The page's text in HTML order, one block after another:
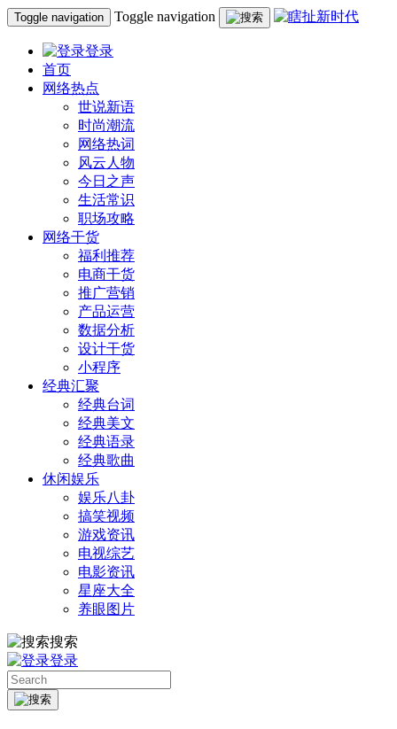
Toggle navigation Toggle navigation
登录
首页
网络热点
世说新语
时尚潮流
网络热词
风云人物
今日之声
生活常识
职场攻略
网络干货
福利推荐
电商干货
推广营销
产品运营
数据分析
设计干货
小程序
经典汇聚
经典台词
经典美文
经典语录
经典歌曲
休闲娱乐
娱乐八卦
搞笑视频
游戏资讯
电视综艺
电影资讯
星座大全
养眼图片
搜索
登录